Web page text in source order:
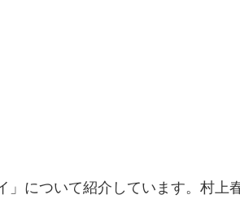
について紹介しています。村上